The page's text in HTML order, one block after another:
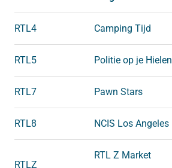
RTL4 Camping Tijd
RTL5 Politie op je Hielen
RTL7 Pawn Stars
RTL8 NCIS Los Angeles
RTLZ
RTL Z Market